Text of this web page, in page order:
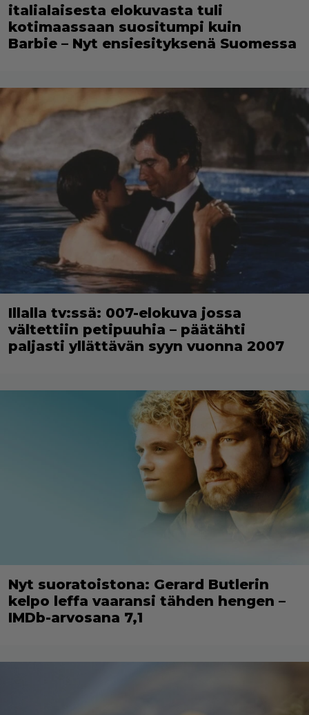
italialaisesta elokuvasta tuli
kotimaassaan suositumpi kuin
Barbie – Nyt ensiesityksenä Suomessa
Illalla tv:ssä: 007-elokuva jossa
vältettiin petipuuhia – päätähti
paljasti yllättävän syyn vuonna 2007
Nyt suoratoistona: Gerard Butlerin
kelpo leffa vaaransi tähden hengen –
IMDb-arvosana 7,1